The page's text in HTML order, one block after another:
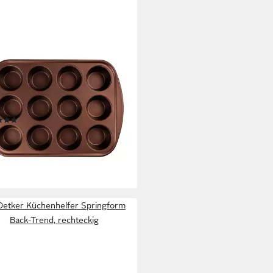
XXL - für 12 XXL extra
Muffins, 28 x 40 x 4,5 cm,
Antihaftbeschichtung
(1)
€
- in 2-3 Werktagen bei dir
Küchenhelfer Springform
Back-Trend, rechteckig